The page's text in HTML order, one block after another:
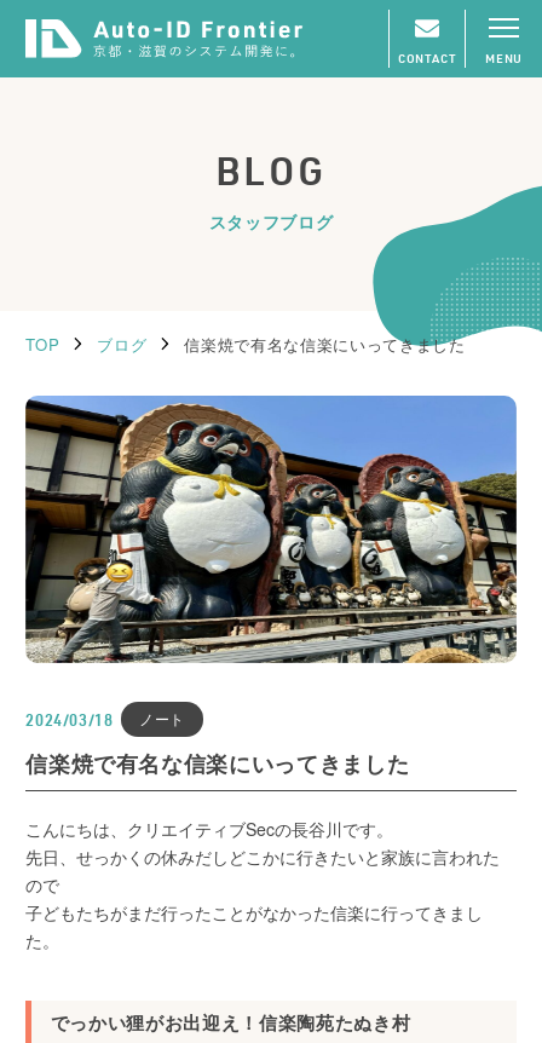
CONTACT MENU
BLOG
スタッフブログ
TOP ブログ 信楽焼で有名な信楽にいってきました
2024/03/18 ノート
信楽焼で有名な信楽にいってきました
こんにちは、クリエイティブSecの長谷川です。
先日、せっかくの休みだしどこかに行きたいと家族に言われた
ので
子どもたちがまだ行ったことがなかった信楽に行ってきまし
た。
でっかい狸がお出迎え！信楽陶苑たぬき村